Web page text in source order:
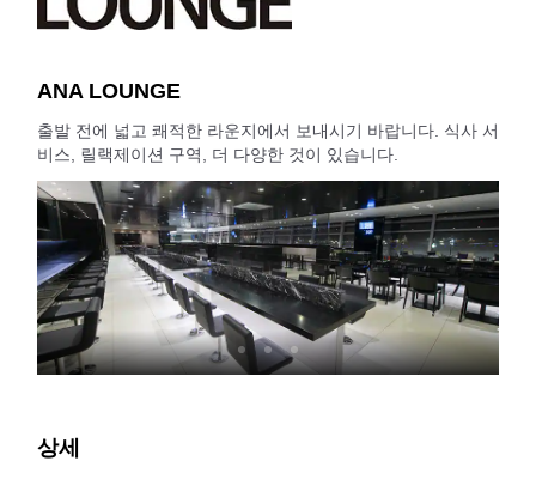
ANA LOUNGE
출발 전에 넓고 쾌적한 라운지에서 보내시기 바랍니다. 식사 서
비스, 릴랙제이션 구역, 더 다양한 것이 있습니다.
상세